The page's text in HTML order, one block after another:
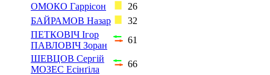
ОМОКО Гаррісон
26
БАЙРАМОВ Назар
32
ПЕТКОВІЧ Ігор
ПАВЛОВІЧ Зоран
61
ШЕВЦОВ Сергій
МОЗЕС Есінґіла
66